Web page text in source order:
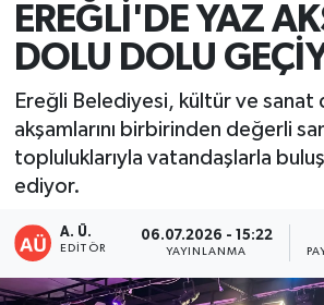
EREĞLİ'DE YAZ
DOLU DOLU
Ereğli Belediyesi, kültür ve sanat
akşamlarını birbirinden değerli
topluluklarıyla vatandaşlarla
ediyor.
A. Ü.
EDITÖR
06.07.2026 - 15:22
YAYINLANMA
KİLİMLİ
BARTIN
BOLU
Tüm Manşetler
Son Dakika Haberleri
Haber Arşivi